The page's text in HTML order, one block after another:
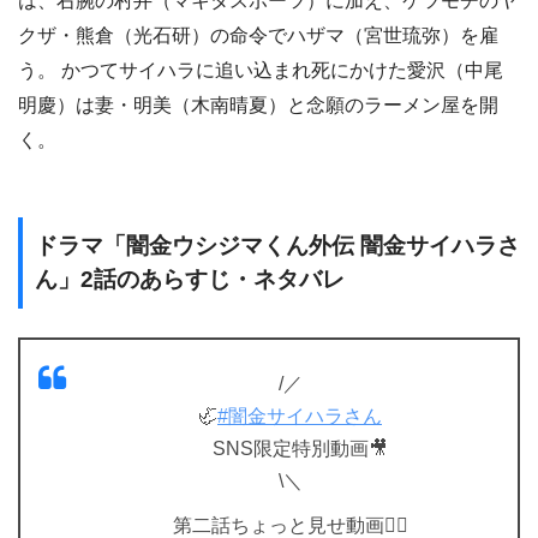
クザ・熊倉（光石研）の命令でハザマ（宮世琉弥）を雇
う。 かつてサイハラに追い込まれ死にかけた愛沢（中尾
明慶）は妻・明美（木南晴夏）と念願のラーメン屋を開
く。
ドラマ「闇金ウシジマくん外伝 闇金サイハラさ
ん」2話のあらすじ・ネタバレ
/／
🦏#闇金サイハラさん
SNS限定特別動画🎥
\＼
第二話ちょっと見せ動画❤️‍🔥